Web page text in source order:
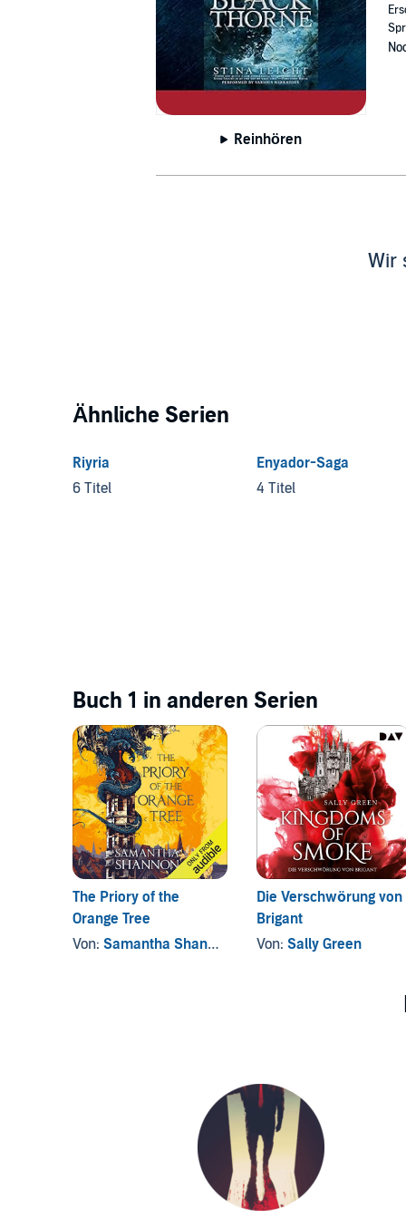
Reinhören
Wir
Ähnliche Serien
Riyria
6 Titel
Enyador-Saga
4 Titel
Buch 1 in anderen Serien
The Priory of the
Orange Tree
Von: Samantha Shannon
Die Verschwörung von
Brigant
Von: Sally Green